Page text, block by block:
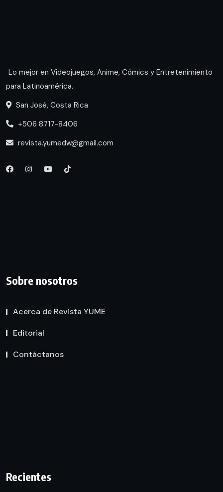
Lo mejor en Videojuegos, Anime, Cómics y Entretenimiento
para Latinoamérica.
San José, Costa Rica
+506 8717-8406
revista.yumedw@gmail.com
Sobre nosotros
Acerca de Revista YUME
Editorial
Contáctanos
Recientes